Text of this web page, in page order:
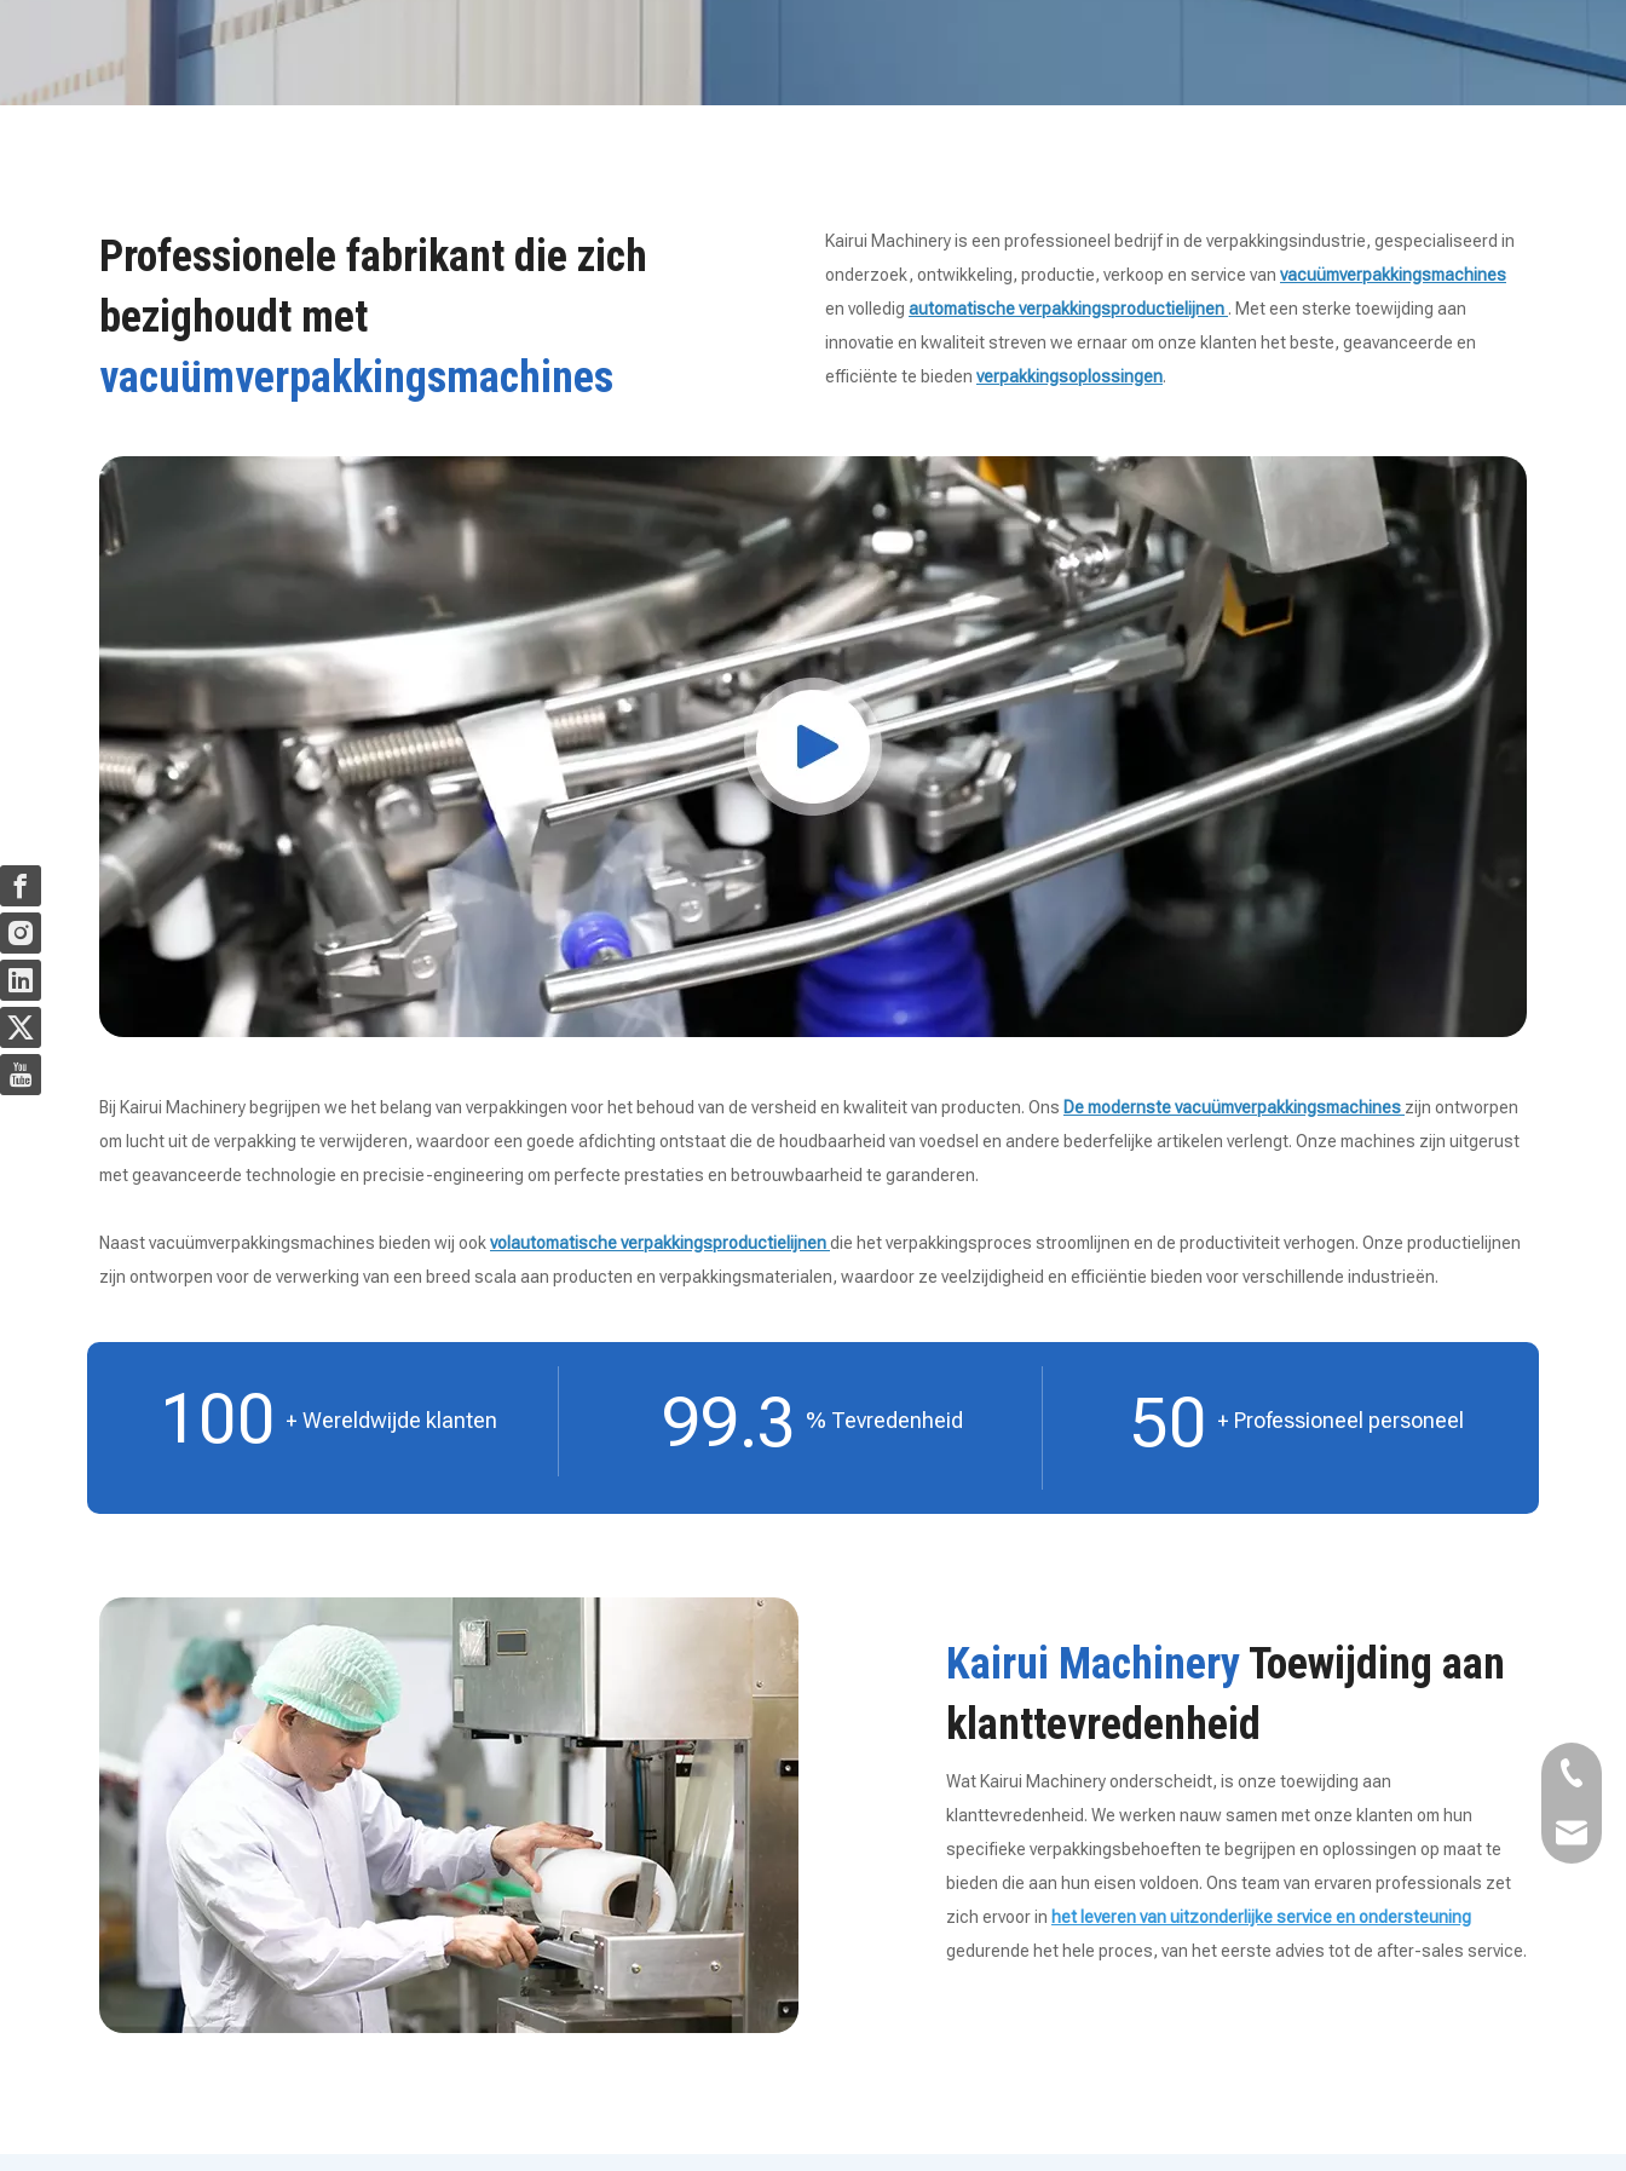
Professionele fabrikant die zich
bezighoudt met
vacuümverpakkingsmachines
Kairui Machinery is een professioneel bedrijf in de verpakkingsindustrie, gespecialiseerd in
onderzoek, ontwikkeling, productie, verkoop en service van vacuümverpakkingsmachines
en volledig automatische verpakkingsproductielijnen . Met een sterke toewijding aan
innovatie en kwaliteit streven we ernaar om onze klanten het beste, geavanceerde en
efficiënte te bieden verpakkingsoplossingen.
Bij Kairui Machinery begrijpen we het belang van verpakkingen voor het behoud van de versheid en kwaliteit van producten. Ons De modernste vacuümverpakkingsmachines zijn ontworpen
om lucht uit de verpakking te verwijderen, waardoor een goede afdichting ontstaat die de houdbaarheid van voedsel en andere bederfelijke artikelen verlengt. Onze machines zijn uitgerust
met geavanceerde technologie en precisie-engineering om perfecte prestaties en betrouwbaarheid te garanderen.
Naast vacuümverpakkingsmachines bieden wij ookvolautomatische verpakkingsproductielijnendie het verpakkingsproces stroomlijnen en de productiviteit verhogen. Onze productielijnen
zijn ontworpen voor de verwerking van een breed scala aan producten en verpakkingsmaterialen, waardoor ze veelzijdigheid en efficiëntie bieden voor verschillende industrieën.
100 + Wereldwijde klanten 99.3 % Tevredenheid 50 + Professioneel personeel
Kairui MachineryToewijding aan
klanttevredenheid
Wat Kairui Machinery onderscheidt, is onze toewijding aan
klanttevredenheid. We werken nauw samen met onze klanten om hun
specifieke verpakkingsbehoeften te begrijpen en oplossingen op maat te
bieden die aan hun eisen voldoen. Ons team van ervaren professionals zet
zich ervoor in het leveren van uitzonderlijke service en ondersteuning
gedurende het hele proces, van het eerste advies tot de after-sales service.
+86-